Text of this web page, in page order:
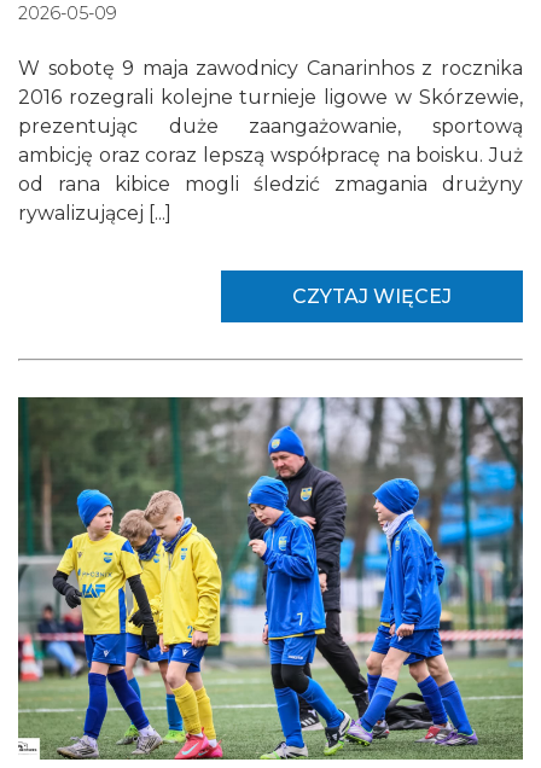
2026-05-09
W sobotę 9 maja zawodnicy Canarinhos z rocznika
2016 rozegrali kolejne turnieje ligowe w Skórzewie,
prezentując duże zaangażowanie, sportową
ambicję oraz coraz lepszą współpracę na boisku. Już
od rana kibice mogli śledzić zmagania drużyny
rywalizującej [...]
CZYTAJ WIĘCEJ